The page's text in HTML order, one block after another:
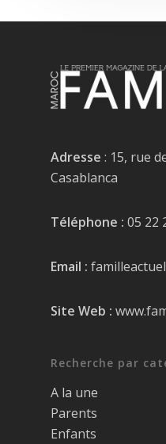
Adresse : 15, rue
Casablanca
Téléphone : 05 22
Email :
Site Web :
Recherche par
A la une
Parents
Enfants